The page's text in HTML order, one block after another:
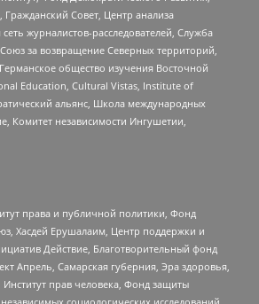
Совет, Центр анализа
журналистов-расследователей, Служба
за возвращение Северных территорий,
общество изучения Восточной
Education, Cultural Vistas, Institute of
альянс, Школа международных
Комитет независимости Ингушетии,
права и публичной политики, Фонд
Хасдей Ерушалаим, Центр поддержки и
Действие, Благотворительный фонд
Апрель, Самарская губерния, Эра здоровья,
прав человека, Фонд защиты